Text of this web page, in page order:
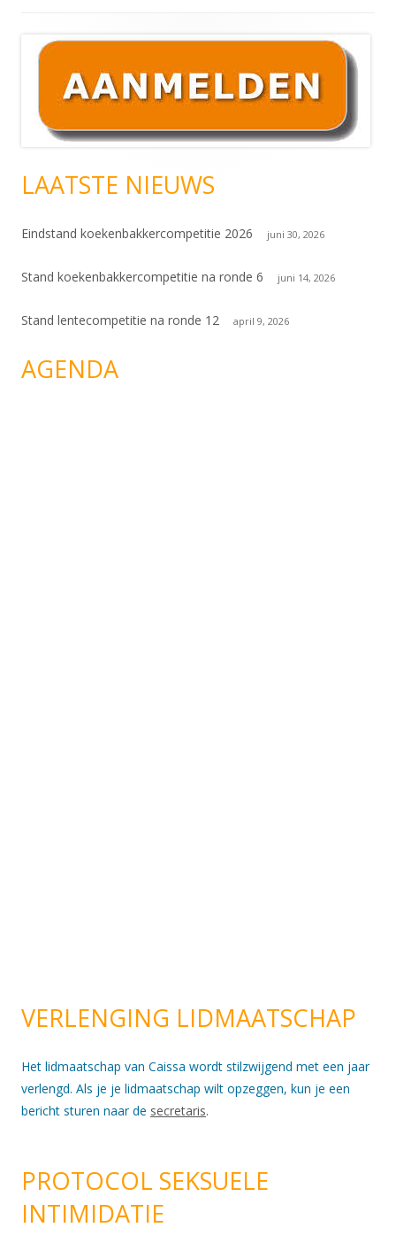
Hoofd
sidebar
LAATSTE NIEUWS
Eindstand koekenbakkercompetitie 2026 juni 30, 2026
Stand koekenbakkercompetitie na ronde 6 juni 14, 2026
Stand lentecompetitie na ronde 12 april 9, 2026
AGENDA
VERLENGING LIDMAATSCHAP
Het lidmaatschap van Caissa wordt stilzwijgend met een jaar
verlengd. Als je je lidmaatschap wilt opzeggen, kun je een
bericht sturen naar de secretaris.
PROTOCOL SEKSUELE
INTIMIDATIE